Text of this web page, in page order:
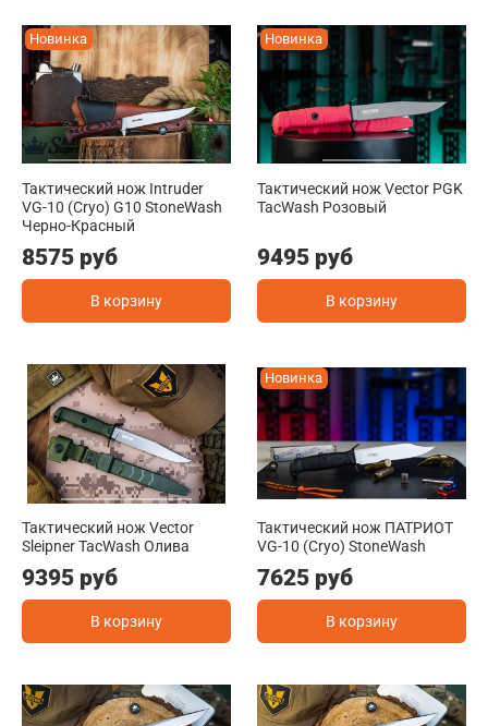
Новинка
Тактический нож Intruder
VG-10 (Cryo) G10 StoneWash
Черно-Красный
8575 руб
В корзину
Новинка
Тактический нож Vector PGK
TacWash Розовый
9495 руб
В корзину
Тактический нож Vector
Sleipner TacWash Олива
9395 руб
В корзину
Новинка
Тактический нож ПАТРИОТ
VG-10 (Cryo) StoneWash
7625 руб
В корзину